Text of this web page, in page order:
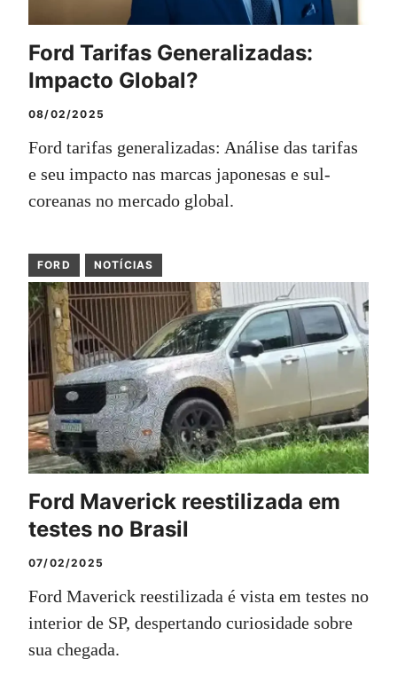
Ford Tarifas Generalizadas:
Impacto Global?
08/02/2025
Ford tarifas generalizadas: Análise das tarifas
e seu impacto nas marcas japonesas e sul-
coreanas no mercado global.
FORD NOTÍCIAS
Ford Maverick reestilizada em
testes no Brasil
07/02/2025
Ford Maverick reestilizada é vista em testes no
interior de SP, despertando curiosidade sobre
sua chegada.